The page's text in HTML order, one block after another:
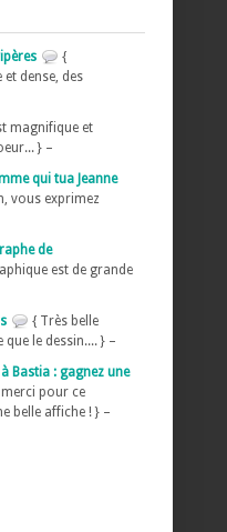
{
dense, des
magnifique et
} –
qui tua Jeanne
vous exprimez
de
est de grande
{ Très belle
le dessin.... } –
à Bastia : gagnez une
pour ce
belle affiche ! } –